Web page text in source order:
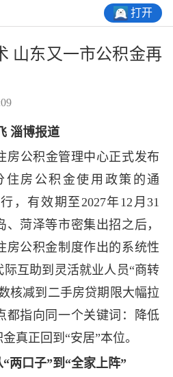
打开
山东又一市公积金再
淄博报道
公积金管理中心正式发布
住房公积金使用政策的通
，有效期至2027年12月31
、菏泽等市密集出招之后，
房公积金制度作出的系统性
互助到灵活就业人员“商转
核减到二手房贷期限大幅拉
都指向同一个关键词：降低
真正回到“安居”本位。
两口子”到“全家上阵”